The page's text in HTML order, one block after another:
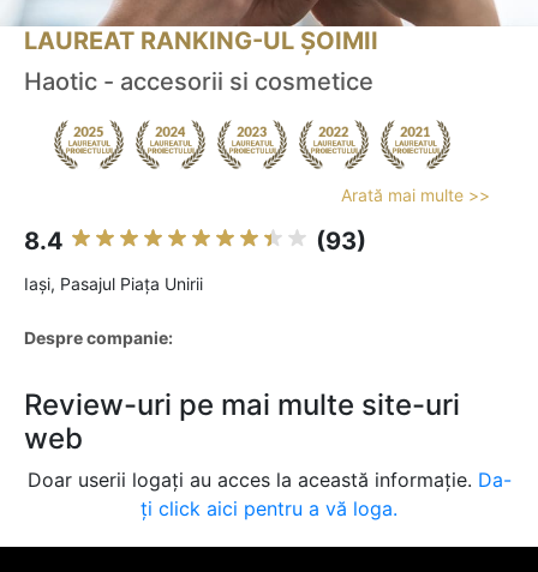
LAUREAT RANKING-UL ȘOIMII
Haotic - accesorii si cosmetice
Arată mai multe >>
8.4 (93)
Iaşi, Pasajul Piața Unirii
Despre companie:
Review-uri pe mai multe site-uri
web
Doar userii logați au acces la această informație. Da-
ți click aici pentru a vă loga.